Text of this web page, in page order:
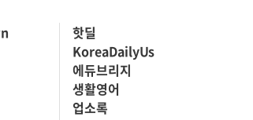
핫딜
KoreaDailyUs
에듀브리지